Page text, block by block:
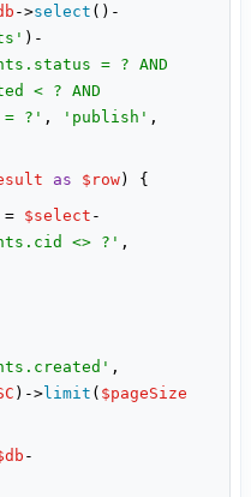
->select ()-
)-
= ? AND
< ? AND
= ?' , 'publish'
as $row
= $select -
<> ?'
)->limit ( $pageSize
-